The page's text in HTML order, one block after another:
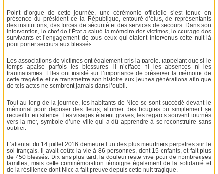
Point d’orgue de cette journée, une cérémonie officielle s’est tenue en
présence du président de la République, entouré d’élus, de représentants
des institutions, des forces de sécurité et des services de secours. Dans son
intervention, le chef de l’État a salué la mémoire des victimes, le courage des
survivants et l’engagement de tous ceux qui étaient intervenus cette nuit-là
pour porter secours aux blessés.
Les associations de victimes ont également pris la parole, rappelant que si le
temps apaise parfois les blessures, il n’efface ni les absences ni les
traumatismes. Elles ont insisté sur l’importance de préserver la mémoire de
cette tragédie et de transmettre son histoire aux jeunes générations afin que
de tels actes ne sombrent jamais dans l’oubli.
Tout au long de la journée, les habitants de Nice se sont succédé devant le
mémorial pour déposer des fleurs, allumer des bougies ou simplement se
recueillir en silence. Les visages étaient graves, les regards souvent tournés
vers la mer, symbole d’une ville qui a dû apprendre à se reconstruire sans
oublier.
L’attentat du 14 juillet 2016 demeure l’un des plus meurtriers perpétrés sur le
sol français. Il avait coûté la vie à 86 personnes, dont 15 enfants, et fait plus
de 450 blessés. Dix ans plus tard, la douleur reste vive pour de nombreuses
familles, mais cette commémoration témoigne également de la solidarité et
de la résilience dont Nice a fait preuve depuis cette nuit tragique.